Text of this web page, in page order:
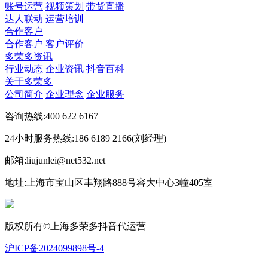
账号运营 视频策划 带货直播
达人联动 运营培训
合作客户
合作客户 客户评价
多荣多资讯
行业动态 企业资讯 抖音百科
关于多荣多
公司简介 企业理念 企业服务
咨询热线:400 622 6167
24小时服务热线:186 6189 2166(刘经理)
邮箱:liujunlei@net532.net
地址:上海市宝山区丰翔路888号容大中心3幢405室
版权所有©上海多荣多抖音代运营
沪ICP备2024099898号-4